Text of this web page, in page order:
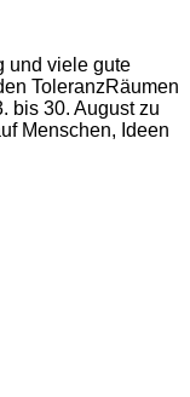
und viele gute
ToleranzRäumen
bis 30. August zu
Menschen, Ideen